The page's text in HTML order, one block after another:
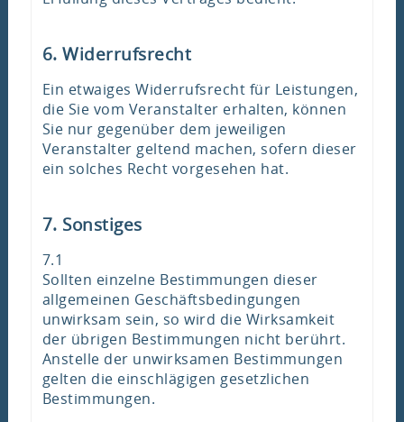
6. Widerrufsrecht
Ein etwaiges Widerrufsrecht für Leistungen,
die Sie vom Veranstalter erhalten, können
Sie nur gegenüber dem jeweiligen
Veranstalter geltend machen, sofern dieser
ein solches Recht vorgesehen hat.
7. Sonstiges
7.1
Sollten einzelne Bestimmungen dieser
allgemeinen Geschäftsbedingungen
unwirksam sein, so wird die Wirksamkeit
der übrigen Bestimmungen nicht berührt.
Anstelle der unwirksamen Bestimmungen
gelten die einschlägigen gesetzlichen
Bestimmungen.